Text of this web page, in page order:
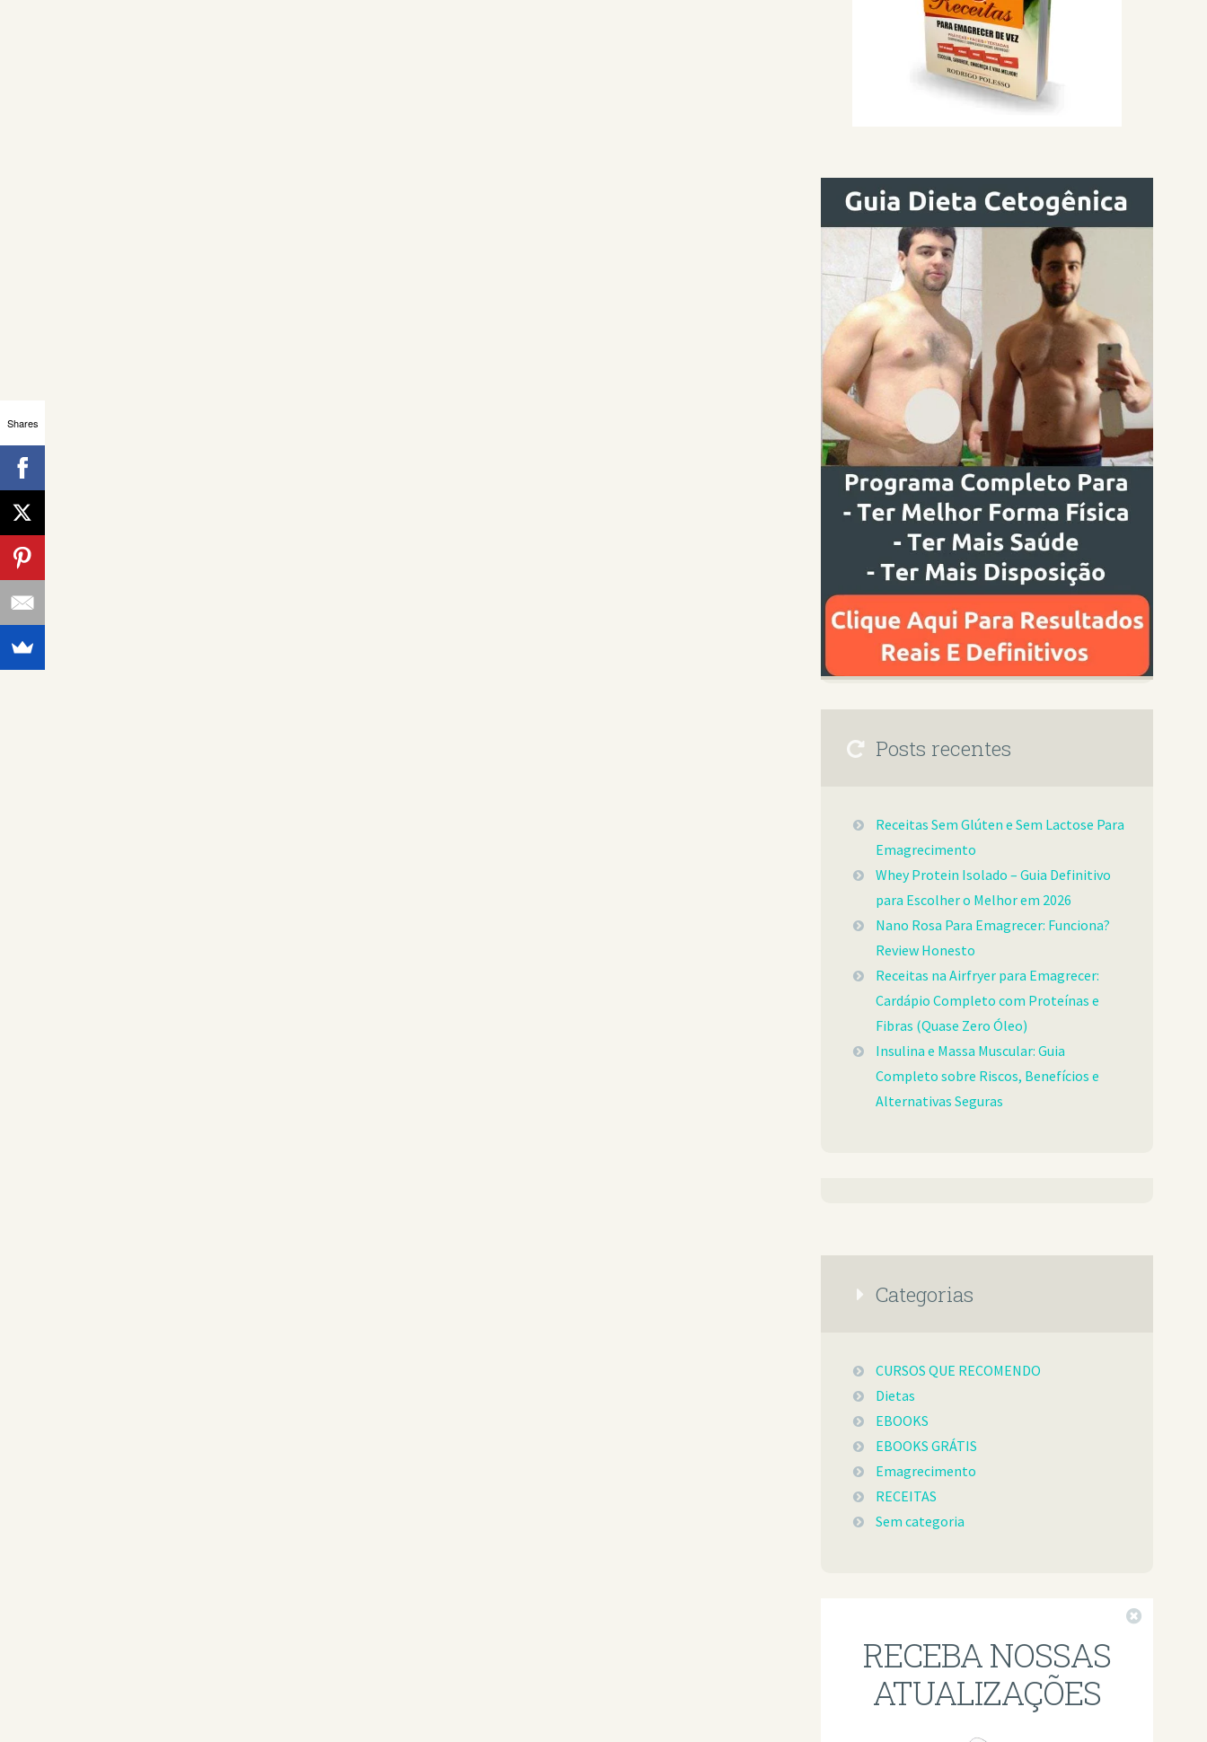
Posts recentes
Receitas Sem Glúten e Sem Lactose Para
Emagrecimento
Whey Protein Isolado – Guia Definitivo
para Escolher o Melhor em 2026
Nano Rosa Para Emagrecer: Funciona?
Review Honesto
Receitas na Airfryer para Emagrecer:
Cardápio Completo com Proteínas e
Fibras (Quase Zero Óleo)
Insulina e Massa Muscular: Guia
Completo sobre Riscos, Benefícios e
Alternativas Seguras
Categorias
CURSOS QUE RECOMENDO
Dietas
EBOOKS
EBOOKS GRÁTIS
Emagrecimento
RECEITAS
Sem categoria
RECEBA NOSSAS
ATUALIZAÇÕES
Shares